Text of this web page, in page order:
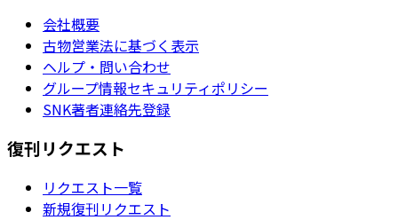
会社概要
古物営業法に基づく表示
ヘルプ・問い合わせ
グループ情報セキュリティポリシー
SNK著者連絡先登録
復刊リクエスト
リクエスト一覧
新規復刊リクエスト